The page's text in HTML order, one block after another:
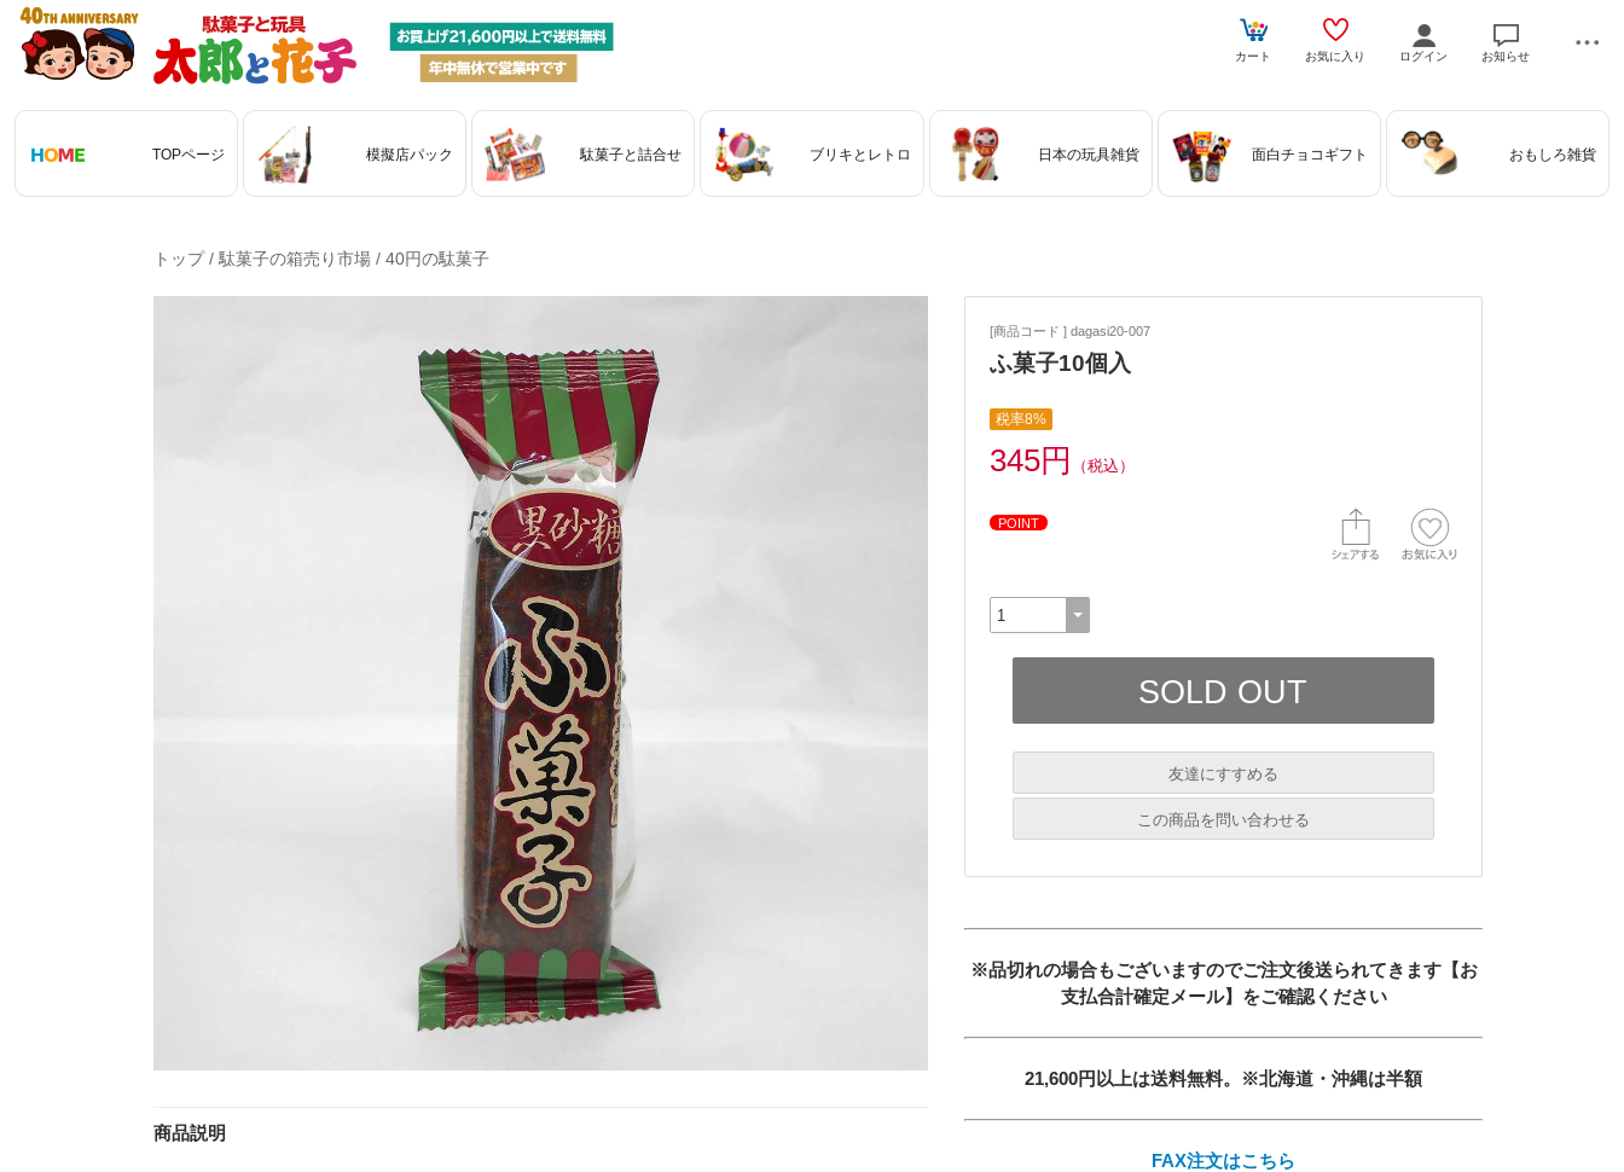
カート お気に入り ログイン お知らせ
TOPページ 模擬店パック 駄菓子と詰合せ ブリキとレトロ 日本の玩具雑貨 面白チョコギフト おもしろ雑貨
トップ/ 駄菓子の箱売り市場 / 40円の駄菓子
商品説明
[商品コード ] dagasi20-007
ふ菓子10個入
税率8%
345円 （税込）
POINT
友達にすすめる
必須
この商品を問い合わせる
必須
※品切れの場合もございますのでご注文後送られてきます【お
支払合計確定メール】をご確認ください
21,600円以上は送料無料。※北海道・沖縄は半額
FAX注文はこちら